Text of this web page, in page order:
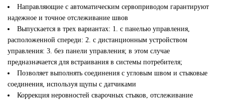
Направляющие с автоматическим сервоприводом гарантируют
надежное и точное отслеживание швов
Выпускается в трех вариантах: 1. с панелью управления,
расположенной спереди: 2. с дистанционным устройством
управления: 3. без панели управления; в этом случае
предназначается для встраивания в системы потребителя;
Позволяет выполнять соединения с угловым швом и стыковые
соединения, используя щупы с датчиками
Коррекция неровностей сварочных стыков, отслеживание